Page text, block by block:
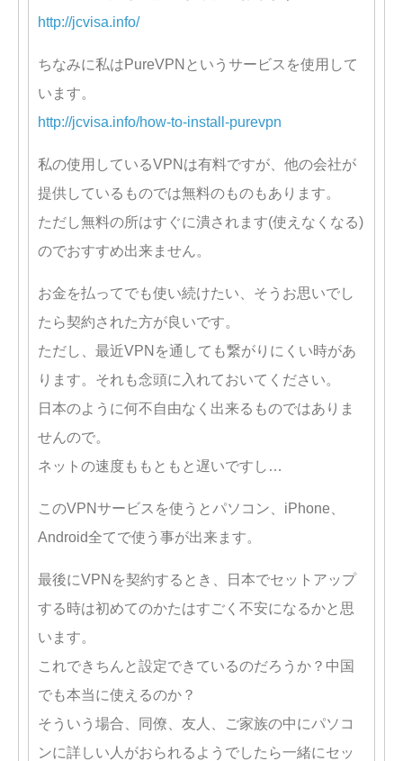
http://jcvisa.info/
ちなみに私はPureVPNというサービスを使用して
います。
http://jcvisa.info/how-to-install-purevpn
私の使用しているVPNは有料ですが、他の会社が
提供しているものでは無料のものもあります。
ただし無料の所はすぐに潰されます(使えなくなる)
のでおすすめ出来ません。
お金を払ってでも使い続けたい、そうお思いでし
たら契約された方が良いです。
ただし、最近VPNを通しても繋がりにくい時があ
ります。それも念頭に入れておいてください。
日本のように何不自由なく出来るものではありま
せんので。
ネットの速度ももともと遅いですし…
このVPNサービスを使うとパソコン、iPhone、
Android全てで使う事が出来ます。
最後にVPNを契約するとき、日本でセットアップ
する時は初めてのかたはすごく不安になるかと思
います。
これできちんと設定できているのだろうか？中国
でも本当に使えるのか？
そういう場合、同僚、友人、ご家族の中にパソコ
ンに詳しい人がおられるようでしたら一緒にセッ